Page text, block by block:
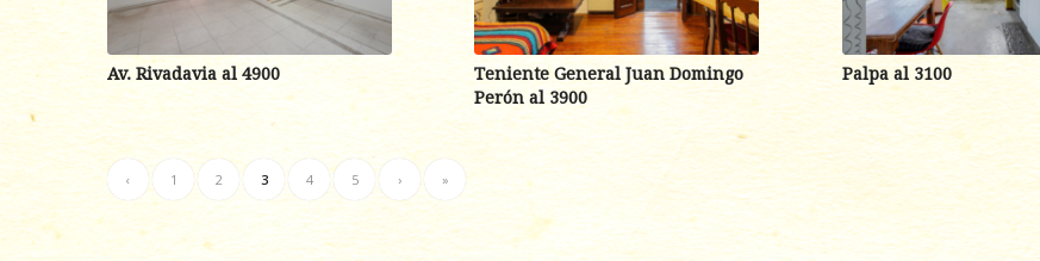
Av. Rivadavia al 4900
Teniente General Juan Domingo
Perón al 3900
Palpa al 3100
‹ 1 2 3 4 5 › »